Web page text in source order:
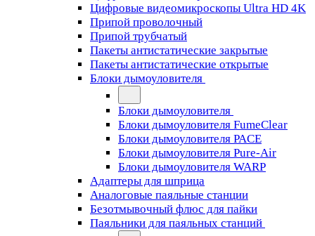
Цифровые видеомикроскопы Ultra HD 4K
Припой проволочный
Припой трубчатый
Пакеты антистатические закрытые
Пакеты антистатические открытые
Блоки дымоуловителя
Блоки дымоуловителя
Блоки дымоуловителя FumeClear
Блоки дымоуловителя PACE
Блоки дымоуловителя Pure-Air
Блоки дымоуловителя WARP
Адаптеры для шприца
Аналоговые паяльные станции
Безотмывочный флюс для пайки
Паяльники для паяльных станций